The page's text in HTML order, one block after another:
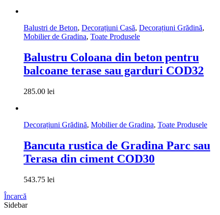
Balustri de Beton, Decorațiuni Casă, Decorațiuni Grădină,
Mobilier de Gradina, Toate Produsele
Balustru Coloana din beton pentru
balcoane terase sau garduri COD32
285.00 lei
Decorațiuni Grădină, Mobilier de Gradina, Toate Produsele
Bancuta rustica de Gradina Parc sau
Terasa din ciment COD30
543.75 lei
Încarcă
Sidebar